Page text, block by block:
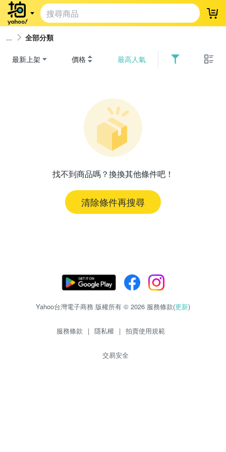
登
全部分類
最新上架 價格 最高人氣
找不到商品嗎？換換其他條件吧！
清除條件再搜尋
Yahoo台灣電子商務 版權所有 © 2026 服務條款(更新)
服務條款 | 隱私權 | 拍賣使用規範
交易安全